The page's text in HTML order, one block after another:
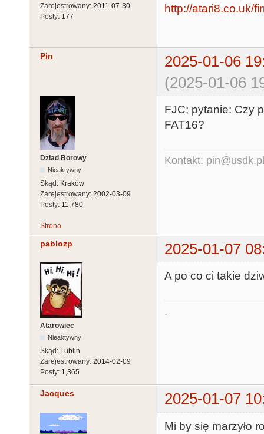
Zarejestrowany: 2011-07-30
Posty: 177
http://atari8.co.uk/
Pin
2025-01-06
(2025-01-06
Dziad Borowy
Nieaktywny
Skąd: Kraków
Zarejestrowany: 2002-03-09
Posty: 11,780
FJC; pytanie: Czy
FAT16?
Kontakt: pin@usdk.pl
Strona
pablozp 2025-01-07
Atarowiec
Nieaktywny
Skąd: Lublin
Zarejestrowany: 2014-02-09
Posty: 1,365
A po co ci takie
.
Jacques 2025-01-07
Mi by się marzyło